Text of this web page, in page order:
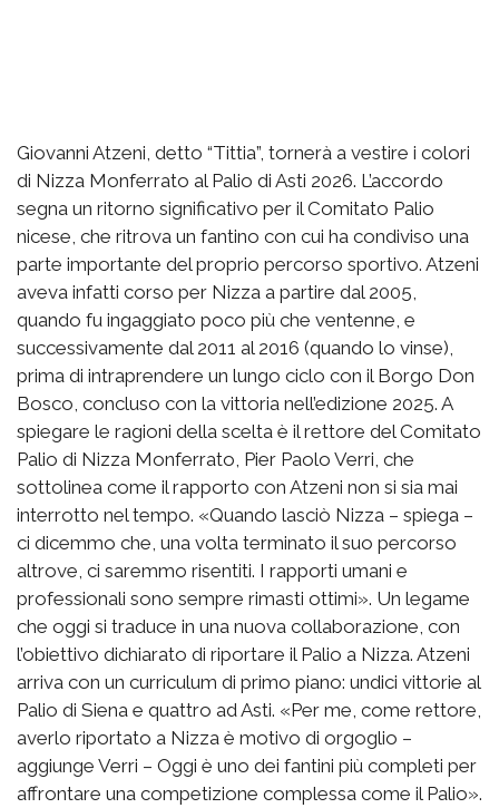
Giovanni Atzeni, detto “Tittia”, tornerà a vestire i colori
di Nizza Monferrato al Palio di Asti 2026. L’accordo
segna un ritorno significativo per il Comitato Palio
nicese, che ritrova un fantino con cui ha condiviso una
parte importante del proprio percorso sportivo. Atzeni
aveva infatti corso per Nizza a partire dal 2005,
quando fu ingaggiato poco più che ventenne, e
successivamente dal 2011 al 2016 (quando lo vinse),
prima di intraprendere un lungo ciclo con il Borgo Don
Bosco, concluso con la vittoria nell’edizione 2025. A
spiegare le ragioni della scelta è il rettore del Comitato
Palio di Nizza Monferrato, Pier Paolo Verri, che
sottolinea come il rapporto con Atzeni non si sia mai
interrotto nel tempo. «Quando lasciò Nizza – spiega –
ci dicemmo che, una volta terminato il suo percorso
altrove, ci saremmo risentiti. I rapporti umani e
professionali sono sempre rimasti ottimi». Un legame
che oggi si traduce in una nuova collaborazione, con
l’obiettivo dichiarato di riportare il Palio a Nizza. Atzeni
arriva con un curriculum di primo piano: undici vittorie al
Palio di Siena e quattro ad Asti. «Per me, come rettore,
averlo riportato a Nizza è motivo di orgoglio –
aggiunge Verri – Oggi è uno dei fantini più completi per
affrontare una competizione complessa come il Palio».